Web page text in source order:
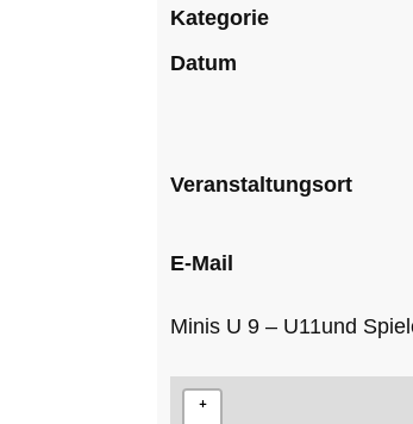
Kategorie
Datum
Veranstaltungsort
E-Mail
Minis U 9 – U11und
+